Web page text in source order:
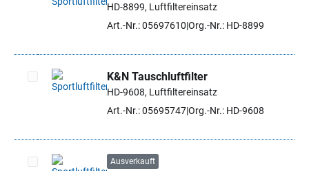
Artikel auswählen
HD-8899, Luftfiltereinsatz
Art.-Nr.: 05697610 Org.-Nr.: HD-8899
Artikel auswählen
K&N Tauschluftfilter
HD-9608, Luftfiltereinsatz
Art.-Nr.: 05695747Org.-Nr.: HD-9608
Ausverkauft